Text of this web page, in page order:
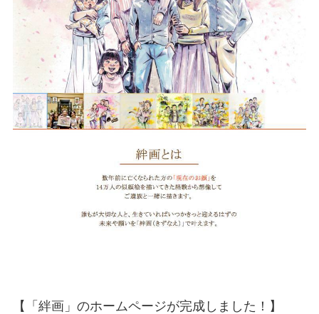
【「絆画」のホームページが完成しました！】